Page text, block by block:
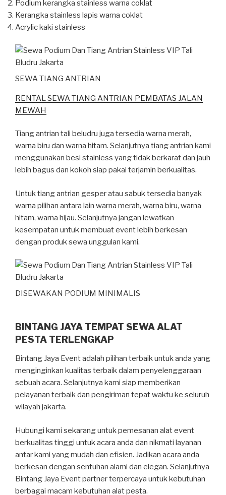
Podium kerangka stainless warna coklat
Kerangka stainless lapis warna coklat
Acrylic kaki stainless
SEWA TIANG ANTRIAN
RENTAL SEWA TIANG ANTRIAN PEMBATAS JALAN
MEWAH
Tiang antrian tali beludru juga tersedia warna merah,
warna biru dan warna hitam. Selanjutnya tiang antrian kami
menggunakan besi stainless yang tidak berkarat dan jauh
lebih bagus dan kokoh siap pakai terjamin berkualitas.
Untuk tiang antrian gesper atau sabuk tersedia banyak
warna pilihan antara lain warna merah, warna biru, warna
hitam, warna hijau. Selanjutnya jangan lewatkan
kesempatan untuk membuat event lebih berkesan
dengan produk sewa unggulan kami.
DISEWAKAN PODIUM MINIMALIS
BINTANG JAYA TEMPAT SEWA ALAT
PESTA TERLENGKAP
Bintang Jaya Event adalah pilihan terbaik untuk anda yang
menginginkan kualitas terbaik dalam penyelenggaraan
sebuah acara. Selanjutnya kami siap memberikan
pelayanan terbaik dan pengiriman tepat waktu ke seluruh
wilayah jakarta.
Hubungi kami sekarang untuk pemesanan alat event
berkualitas tinggi untuk acara anda dan nikmati layanan
antar kami yang mudah dan efisien. Jadikan acara anda
berkesan dengan sentuhan alami dan elegan. Selanjutnya
Bintang Jaya Event partner terpercaya untuk kebutuhan
berbagai macam kebutuhan alat pesta.